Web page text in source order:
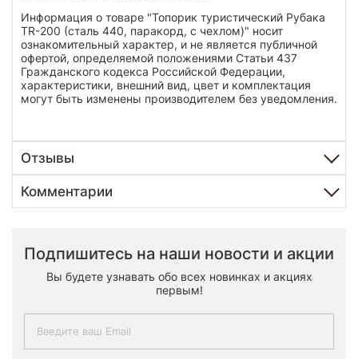
Информация о товаре "Топорик туристический Рубака
TR-200 (сталь 440, паракорд, с чехлом)" носит
ознакомительный характер, и не является публичной
офертой, определяемой положениями Статьи 437
Гражданского кодекса Российской Федерации,
характеристики, внешний вид, цвет и комплектация
могут быть изменены производителем без уведомления.
Отзывы
Комментарии
Подпишитесь на наши новости и акции
Вы будете узнавать обо всех новинках и акциях
первым!